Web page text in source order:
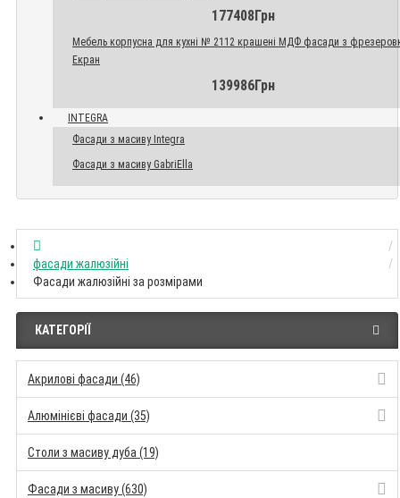
177408Грн
Мебель корпусна для кухні № 2112 крашені МДФ фасади з
Екран
139986Грн
INTEGRA
Фасади з масиву Integra
Фасади з масиву GabriElla
фасади жалюзійні
Фасади жалюзійні за розмірами
КАТЕГОРІЇ
Акрилові фасади (46)
Алюмінієві фасади (35)
Столи з масиву дуба (19)
Фасади з масиву (630)